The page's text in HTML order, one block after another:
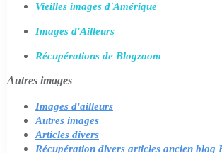
Vieilles images d'Amérique
Images d'Ailleurs
Récupérations de Blogzoom
Autres images
Images d'ailleurs
Autres images
Articles divers
Récupération divers articles ancien blog